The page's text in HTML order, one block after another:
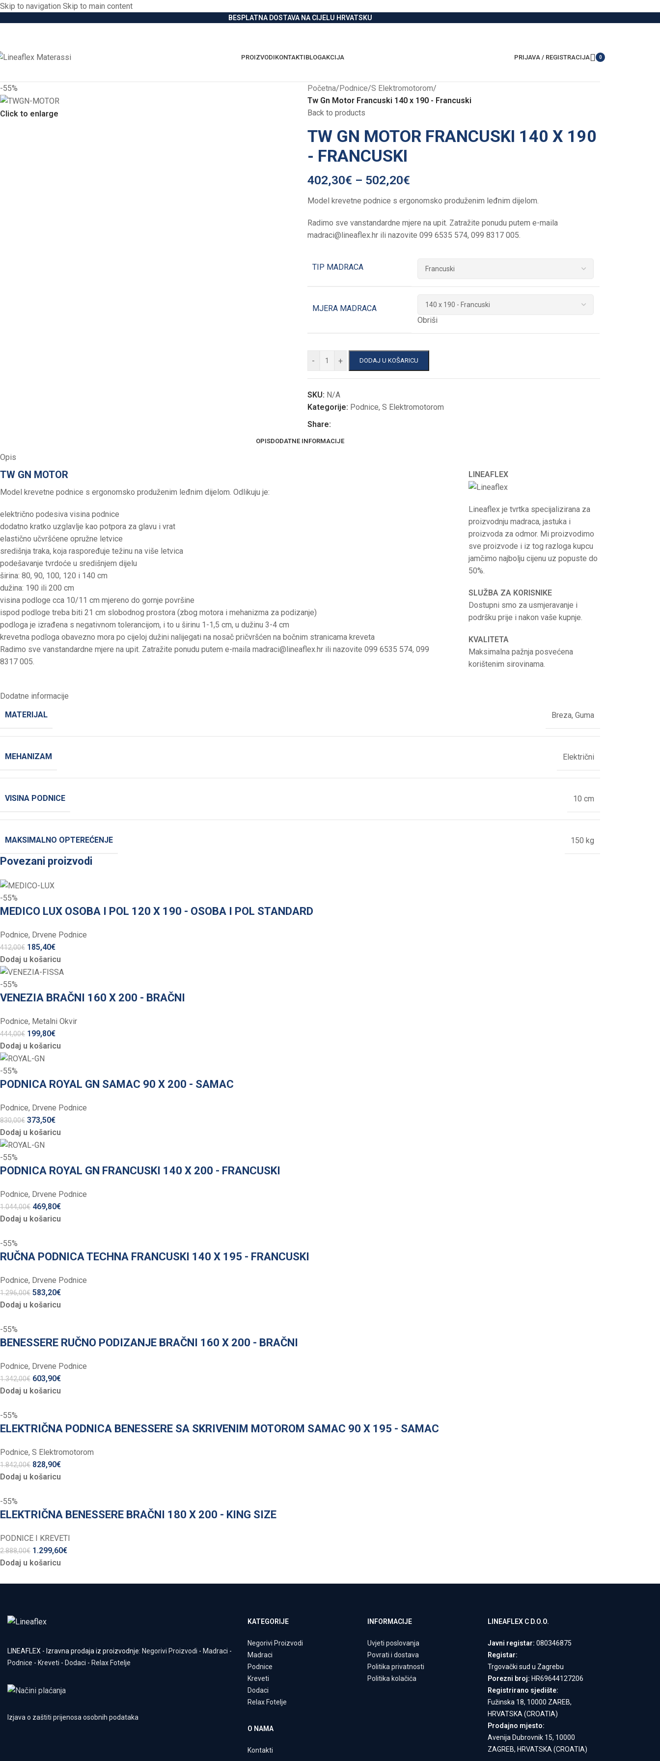
Skip to navigation Skip to main content
BESPLATNA DOSTAVA NA CIJELU HRVATSKU
PROIZVODIKONTAKTIBLOGAKCIJA PRIJAVA / REGISTRACIJA 0
-55%
Click to enlarge
Početna/Podnice/S Elektromotorom/
Tw Gn Motor Francuski 140 x 190 - Francuski
Back to products
TW GN MOTOR FRANCUSKI 140 X 190
- FRANCUSKI
402,30€ – 502,20€
Model krevetne podnice s ergonomsko produženim leđnim dijelom.
Radimo sve vanstandardne mjere na upit. Zatražite ponudu putem e-maila
madraci@lineaflex.hrili nazovite 099 6535 574, 099 8317 005.
TIP MADRACA
MJERA MADRACA
Obriši
- + DODAJ U KOŠARICU
SKU: N/A
Kategorije: Podnice, S Elektromotorom
Share:
OPISDODATNE INFORMACIJE
Opis
TW GN MOTOR
Model krevetne podnice s ergonomsko produženim leđnim dijelom. Odlikuju je:
električno podesiva visina podnice
dodatno kratko uzglavlje kao potpora za glavu i vrat
elastično učvršćene opružne letvice
središnja traka, koja raspoređuje težinu na više letvica
podešavanje tvrdoće u središnjem dijelu
širina: 80, 90, 100, 120 i 140 cm
dužina: 190 ili 200 cm
visina podloge cca 10/11 cm mjereno do gornje površine
ispod podloge treba biti 21 cm slobodnog prostora (zbog motora i mehanizma za podizanje)
podloga je izrađena s negativnom tolerancijom, i to u širinu 1-1,5 cm, u dužinu 3-4 cm
krevetna podloga obavezno mora po cijeloj dužini nalijegati na nosač pričvršćen na bočnim stranicama kreveta
Radimo sve vanstandardne mjere na upit. Zatražite ponudu putem e-maila madraci@lineaflex.hr ili nazovite 099 6535 574, 099
8317 005.
LINEAFLEX
Lineaflex je tvrtka specijalizirana za
proizvodnju madraca, jastuka i
proizvoda za odmor. Mi proizvodimo
sve proizvode i iz tog razloga kupcu
jamčimo najbolju cijenu uz popuste do
50%.
SLUŽBA ZA KORISNIKE
Dostupni smo za usmjeravanje i
podršku prije i nakon vaše kupnje.
KVALITETA
Maksimalna pažnja posvećena
korištenim sirovinama.
Dodatne informacije
MATERIJAL
Breza, Guma
MEHANIZAM Električni
VISINA PODNICE 10 cm
MAKSIMALNO OPTEREĆENJE 150 kg
Povezani proizvodi
-55%
MEDICO LUX OSOBA I POL 120 X 190 - OSOBA I POL STANDARD
Podnice, Drvene Podnice
412,00€ 185,40€
Dodaj u košaricu
-55%
VENEZIA BRAČNI 160 X 200 - BRAČNI
Podnice, Metalni Okvir
444,00€ 199,80€
Dodaj u košaricu
-55%
PODNICA ROYAL GN SAMAC 90 X 200 - SAMAC
Podnice, Drvene Podnice
830,00€ 373,50€
Dodaj u košaricu
-55%
PODNICA ROYAL GN FRANCUSKI 140 X 200 - FRANCUSKI
Podnice, Drvene Podnice
1.044,00€ 469,80€
Dodaj u košaricu
-55%
RUČNA PODNICA TECHNA FRANCUSKI 140 X 195 - FRANCUSKI
Podnice, Drvene Podnice
1.296,00€ 583,20€
Dodaj u košaricu
-55%
BENESSERE RUČNO PODIZANJE BRAČNI 160 X 200 - BRAČNI
Podnice, Drvene Podnice
1.342,00€ 603,90€
Dodaj u košaricu
-55%
ELEKTRIČNA PODNICA BENESSERE SA SKRIVENIM MOTOROM SAMAC 90 X 195 - SAMAC
Podnice, S Elektromotorom
1.842,00€ 828,90€
Dodaj u košaricu
-55%
ELEKTRIČNA BENESSERE BRAČNI 180 X 200 - KING SIZE
PODNICE I KREVETI
2.888,00€ 1.299,60€
Dodaj u košaricu
LINEAFLEX - Izravna prodaja iz proizvodnje: Negorivi Proizvodi - Madraci -
Podnice - Kreveti - Dodaci - Relax Fotelje
Izjava o zaštiti prijenosa osobnih podataka
KATEGORIJE
Negorivi Proizvodi
Madraci
Podnice
Kreveti
Dodaci
Relax Fotelje
O NAMA
Kontakti
INFORMACIJE
Uvjeti poslovanja
Povrati i dostava
Politika privatnosti
Politika kolačića
LINEAFLEX C D.O.O.
Javni registar: 080346875
Registar:
Trgovački sud u Zagrebu
Porezni broj: HR69644127206
Registrirano sjedište:
Fužinska 18, 10000 ZAREB,
HRVATSKA (CROATIA)
Prodajno mjesto:
Avenija Dubrovnik 15, 10000
ZAGREB, HRVATSKA (CROATIA)